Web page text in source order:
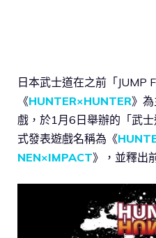
日本武士道在之前「JUMP
《HUNTER×HUNTER》
戲，於1月6日舉辦的「武
式發表遊戲名稱為《
NEN×IMPACT》，並釋出